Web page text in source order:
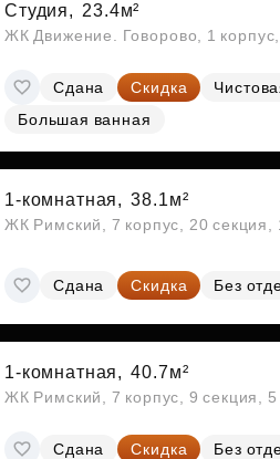
Студия, 23.4м²
ЖК Движение. Говорово, 1
Сдана Скидка
Большая ванная
1-комнатная, 38.1м²
ЖК Римский, 7 корпус, 20
Сдана Скидка Без
1-комнатная, 40.7м²
ЖК Римский, 7 корпус, 9 секция,
Сдана Скидка Без